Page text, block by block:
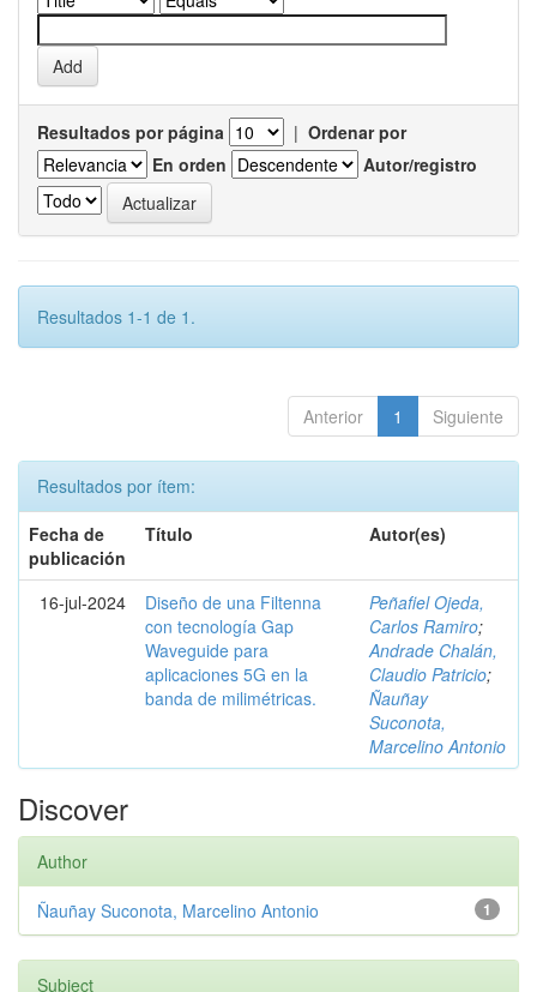
Resultados por página | Ordenar por
En orden
Autor/registro
Resultados 1-1 de 1.
Anterior 1 Siguiente
Resultados por ítem:
Fecha de
publicación
Título Autor(es)
16-jul-2024
Diseño de una Filtenna
con tecnología Gap
Waveguide para
aplicaciones 5G en la
banda de milimétricas.
Peñafiel Ojeda,
Carlos Ramiro;
Andrade Chalán,
Claudio Patricio;
Ñauñay
Suconota,
Marcelino Antonio
Discover
Author
1
Ñauñay Suconota, Marcelino Antonio
Subject